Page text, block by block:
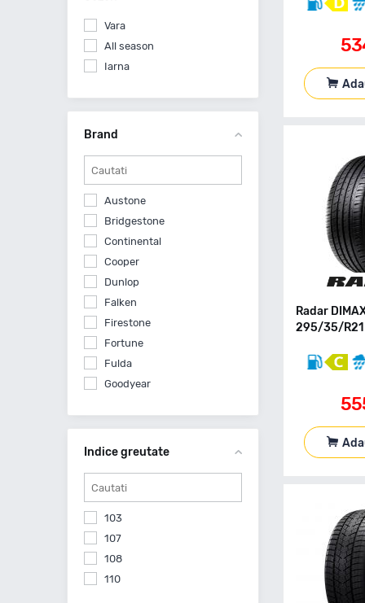
Radar
295/35/R21
Vara
All season
Iarna
Brand
Austone
Bridgestone
Continental
Cooper
Dunlop
Falken
Firestone
Fortune
Fulda
Goodyear
Landsail
Leao
Indice greutate
103
107
108
110